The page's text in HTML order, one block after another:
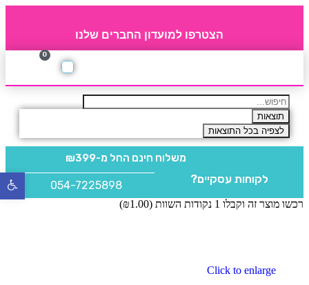
הצטרפו למועדון החברים שלנו
0
תוצאות
לצפיה בכל התוצאות
משלוח חינם החל מ-₪399
לקוחות עסקיים? 054-7225898
רכשו מוצר זה וקבלו 1 נקודות השוות ( ₪1.00
)
Click to enlarge
פתח